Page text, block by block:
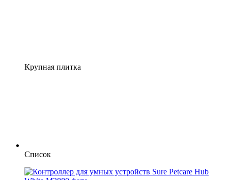
Крупная плитка
Список